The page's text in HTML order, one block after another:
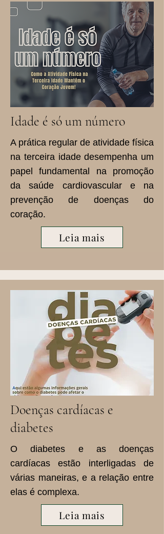
Idade é só um número
A prática regular de atividade física
na terceira idade desempenha um
papel fundamental na promoção
da saúde cardiovascular e na
prevenção de doenças do
coração.
Leia mais
Doenças cardíacas e
diabetes
O diabetes e as doenças
cardíacas estão interligadas de
várias maneiras, e a relação entre
elas é complexa.
Leia mais